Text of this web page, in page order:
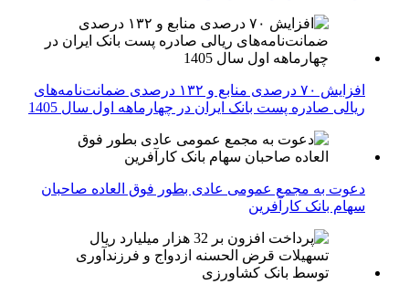
افزایش ۷۰ درصدی منابع و ۱۳۲ درصدی ضمانت‌نامه‌های
ریالی صادره پست بانک ایران در چهارماهه اول سال 1405
دعوت به مجمع عمومی عادی بطور فوق العاده صاحبان
سهام بانک کارآفرین